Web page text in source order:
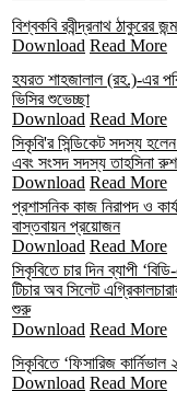
বিশ্বকবি রবীন্দ্রনাথ ঠাকুরের
Download Read More
হযরত শাহজালাল (রহ.)-এর
ভিসির শুভেচ্ছা
Download Read More
সিকৃবি'র সিন্ডিকেট সদস্য
এবং সংসদ সদস্য তাহসিনা
Download Read More
প্রশাসনিক কাজ নিরাপদ ও
বাস্তবায়ন প্রয়োজন
Download Read More
সিকৃবিতে চার দিন ব্যাপী
টিচার অব সিলেট
শুরু
Download Read More
সিকৃবিতে ‘ফিসারিজ
Download Read More